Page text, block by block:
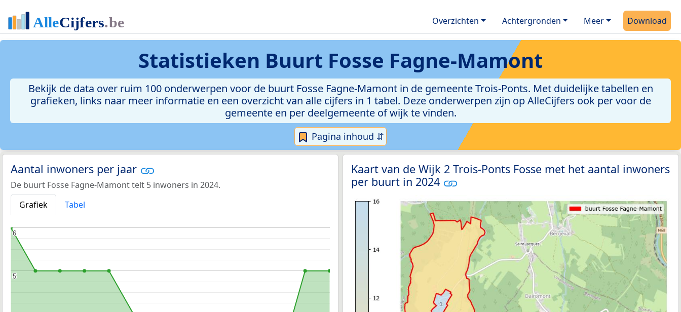
Overzichten Achtergronden Meer Download
Statistieken Buurt Fosse Fagne-Mamont
Bekijk de data over ruim 100 onderwerpen voor de buurt Fosse Fagne-Mamont in de gemeente Trois-Ponts. Met duidelijke tabellen en
grafieken, links naar meer informatie en een overzicht van alle cijfers in 1 tabel. Deze onderwerpen zijn op AlleCijfers ook per voor de
gemeente en per deelgemeente of wijk te vinden.
Pagina inhoud ⇵
Aantal inwoners per jaar
De buurt Fosse Fagne-Mamont telt 5 inwoners in 2024.
Grafiek
Tabel
5
5
6
6
Kaart van de Wijk 2 Trois-Ponts Fosse met het aantal inwoners
per buurt in 2024